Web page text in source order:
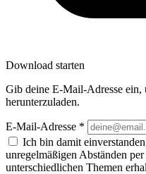
Download starten
Gib deine E-Mail-Adresse ein,
herunterzuladen.
E-Mail-Adresse *
Ich bin damit
unregelmäßigen Abständen
unterschiedlichen Themen